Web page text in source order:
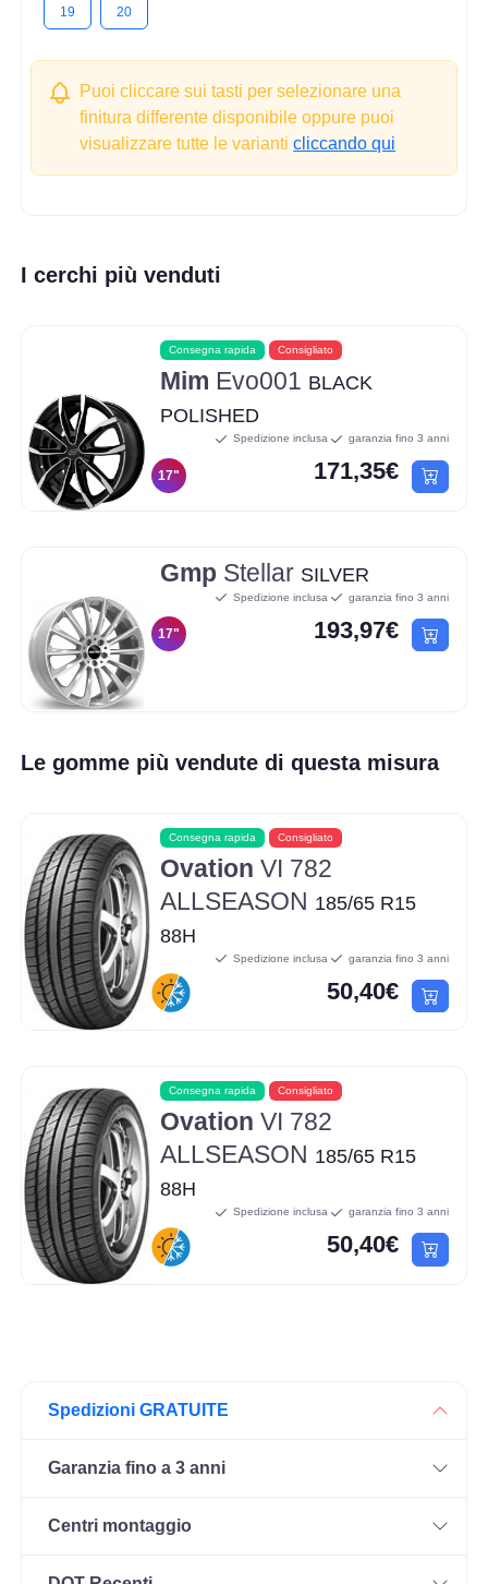
19 20
Puoi cliccare sui tasti per selezionare una
finitura differente disponibile oppure puoi
visualizzare tutte le varianticliccando qui
I cerchi più venduti
Consegna rapida Consigliato
Mim Evo001 BLACK
POLISHED
17"
Spedizione inclusa garanzia fino 3 anni
171,35€
Gmp Stellar SILVER
17"
Spedizione inclusa garanzia fino 3 anni
193,97€
Le gomme più vendute di questa misura
Consegna rapida Consigliato
Ovation VI 782
ALLSEASON 185/65 R15
88H
Spedizione inclusa garanzia fino 3 anni
50,40€
Consegna rapida Consigliato
Ovation VI 782
ALLSEASON 185/65 R15
88H
Spedizione inclusa garanzia fino 3 anni
50,40€
Spedizioni GRATUITE
Garanzia fino a 3 anni
Centri montaggio